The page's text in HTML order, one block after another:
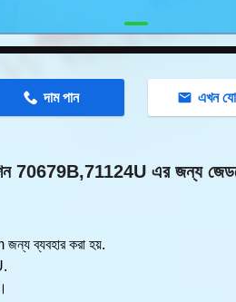
দাম পান এখন
70679B,71124U এর জন্য
ব্যবহার করা হয়.